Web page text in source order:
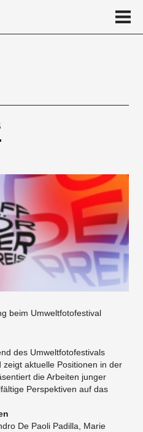
beim Umweltfotofestival
des Umweltfotofestivals
aktuelle Positionen in der
die Arbeiten junger
Perspektiven auf das
De Paoli Padilla, Marie